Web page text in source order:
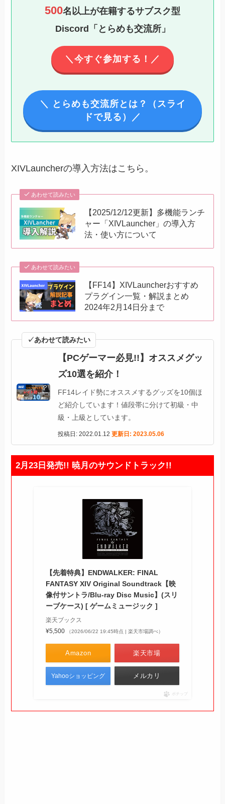
500名以上が在籍するサブスク型
Discord「とらめも交流所」
＼今すぐ参加する！／
＼ とらめも交流所とは？（スライ
ドで見る）／
XIVLauncherの導入方法はこちら。
あわせて読みたい
【2025/12/12更新】多機能ランチ
ャー「XIVLauncher」の導入方
法・使い方について
あわせて読みたい
【FF14】XIVLauncherおすすめ
プラグイン一覧・解説まとめ
2024年2月14日分まで
✓あわせて読みたい
【PCゲーマー必見!!】オススメグッ
ズ10選を紹介！
FF14レイド勢にオススメするグッズを10個ほ
ど紹介しています！値段帯に分けて初級・中
級・上級としています。
投稿日: 2022.01.12 更新日: 2023.05.06
2月23日発売!! 暁月のサウンドトラック!!
【先着特典】ENDWALKER: FINAL
FANTASY XIV Original Soundtrack【映
像付サントラ/Blu-ray Disc Music】(スリ
ーブケース) [ ゲームミュージック ]
楽天ブックス
¥5,500
（2026/06/22 19:45時点 | 楽天市場調べ）
Amazon 楽天市場
Yahooショッピング メルカリ
ポチップ